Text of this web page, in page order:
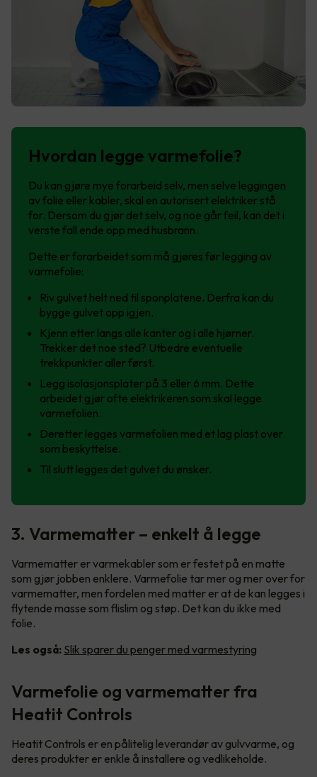
Hvordan legge varmefolie?
Du kan gjøre mye forarbeid selv, men selve leggingen
av folie eller kabler, skal en autorisert elektriker stå
for. Dersom du gjør det selv, og noe går feil, kan det i
verste fall ende opp med husbrann.
Dette er forarbeidet som må gjøres før legging av
varmefolie:
Riv gulvet helt ned til sponplatene. Derfra kan du
bygge gulvet opp igjen.
Kjenn etter langs alle kanter og i alle hjørner.
Trekker det noe sted? Utbedre eventuelle
trekkpunkter aller først.
Legg isolasjonsplater på 3 eller 6 mm. Dette
arbeidet gjør ofte elektrikeren som skal legge
varmefolien.
Deretter legges varmefolien med et lag plast over
som beskyttelse.
Til slutt legges det gulvet du ønsker.
3. Varmematter – enkelt å legge
Varmematter er varmekabler som er festet på en matte
som gjør jobben enklere. Varmefolie tar mer og mer over for
varmematter, men fordelen med matter er at de kan legges i
flytende masse som flislim og støp. Det kan du ikke med
folie.
Les også: Slik sparer du penger med varmestyring
Varmefolie og varmematter fra
Heatit Controls
Heatit Controls er en pålitelig leverandør av gulvvarme, og
deres produkter er enkle å installere og vedlikeholde.